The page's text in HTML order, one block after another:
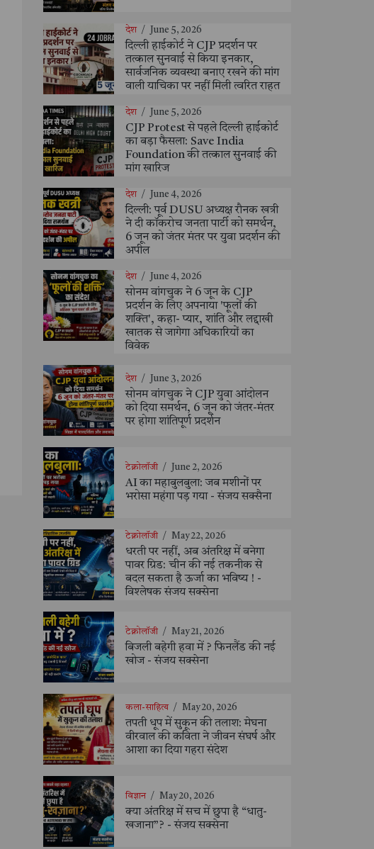
देश / June 5, 2026
दिल्ली हाईकोर्ट ने CJP प्रदर्शन पर
तत्काल सुनवाई से किया इनकार,
सार्वजनिक व्यवस्था बनाए रखने की मांग
वाली याचिका पर नहीं मिली त्वरित राहत
देश / June 5, 2026
CJP Protest से पहले दिल्ली हाईकोर्ट
का बड़ा फैसला: Save India
Foundation की तत्काल सुनवाई की
मांग खारिज
देश / June 4, 2026
दिल्ली: पूर्व DUSU अध्यक्ष रौनक खत्री
ने दी कॉकरोच जनता पार्टी को समर्थन,
6 जून को जंतर मंतर पर युवा प्रदर्शन की
अपील
देश / June 4, 2026
सोनम वांगचुक ने 6 जून के CJP
प्रदर्शन के लिए अपनाया 'फूलों की
शक्ति', कहा- प्यार, शांति और लद्दाखी
खातक से जागेगा अधिकारियों का
विवेक
देश / June 3, 2026
सोनम वांगचुक ने CJP युवा आंदोलन
को दिया समर्थन, 6 जून को जंतर-मंतर
पर होगा शांतिपूर्ण प्रदर्शन
टेक्नोलॉजी / June 2, 2026
AI का महाबुलबुला: जब मशीनों पर
भरोसा महंगा पड़ गया - संजय सक्सैना
टेक्नोलॉजी / May 22, 2026
धरती पर नहीं, अब अंतरिक्ष में बनेगा
पावर ग्रिड: चीन की नई तकनीक से
बदल सकता है ऊर्जा का भविष्य ! -
विश्लेषक संजय सक्सेना
टेक्नोलॉजी / May 21, 2026
बिजली बहेगी हवा में ? फिनलैंड की नई
खोज - संजय सक्सेना
कला-साहित्य / May 20, 2026
तपती धूप में सुकून की तलाश: मेघना
वीरवाल की कविता ने जीवन संघर्ष और
आशा का दिया गहरा संदेश
विज्ञान / May 20, 2026
क्या अंतरिक्ष में सच में छुपा है “धातु-
खजाना”? - संजय सक्सेना